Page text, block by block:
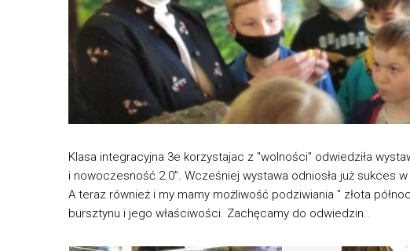
Klasa integracyjna 3e korzystajac z "wolności" odwiedziła
i nowoczesność 2.0”. Wcześniej wystawa odniosła już sukces
A teraz również i my mamy możliwość podziwiania " złota
bursztynu i jego właściwości. Zachęcamy do odwiedzin..